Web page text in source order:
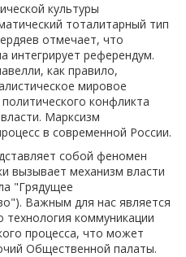
культуры
тоталитарный тип
отмечает, что
интегрирует референдум.
как правило,
мировое
конфликта
Марксизм
в современной России.
собой феномен
вызывает механизм власти
"Грядущее
Важным для нас является
коммуникации
процесса, что может
Общественной палаты.